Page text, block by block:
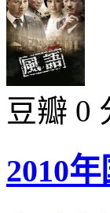
豆瓣 0
2010